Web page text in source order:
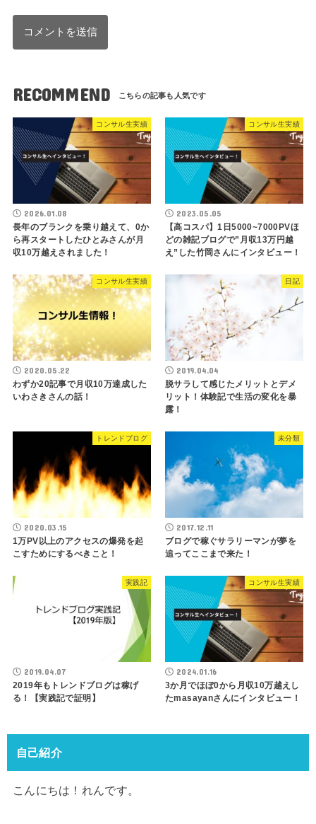
RECOMMEND
コンサル生実績
2026.01.08
長年のブランクを乗り越えて、0か
ら再スタートしたひとみさんが月
収10万越えされました！
コンサル生実績
2023.05.05
【高コスパ】1日5000~7000PVほ
どの雑記ブログで”月収13万円越
え”した竹岡さんにインタビュー！
コンサル生実績
2020.05.22
わずか20記事で月収10万達成した
いわさきさんの話！
日記
2019.04.04
脱サラして感じたメリットとデメ
リット！体験記で生活の変化を暴
露！
トレンドブログ
2020.03.15
1万PV以上のアクセスの爆発を起
こすためにするべきこと！
未分類
2017.12.11
ブログで稼ぐサラリーマンが夢を
追ってここまで来た！
実践記
2019.04.07
2019年もトレンドブログは稼げ
る！【実践記で証明】
コンサル生実績
2024.01.16
3か月でほぼ0から月収10万越えし
たmasayanさんにインタビュー！
自己紹介
こんにちは！れんです。